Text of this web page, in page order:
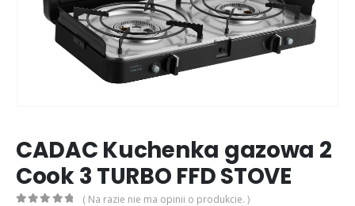
CADAC Kuchenka gazowa 2
Cook 3 TURBO FFD STOVE
( Na razie nie ma opinii o produkcie. )